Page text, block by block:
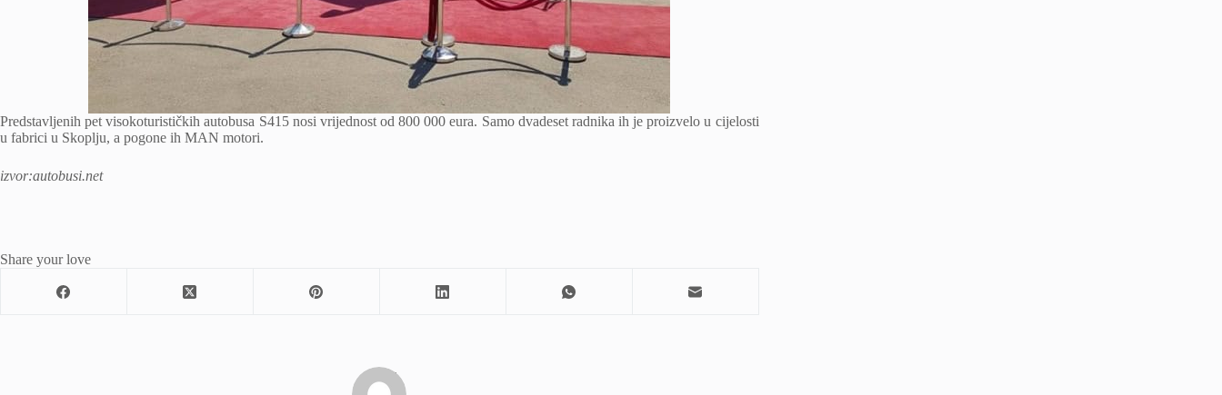
Predstavljenih pet visokoturističkih autobusa S415 nosi vrijednost od 800 000 eura. Samo dvadeset radnika ih je proizvelo u cijelosti
u fabrici u Skoplju, a pogone ih MAN motori.
izvor:autobusi.net
Share your love